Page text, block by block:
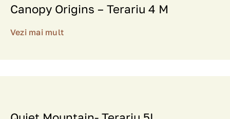
Servicii
Recenzii
Canopy Origins – Terariu 4 M
Vezi mai mult